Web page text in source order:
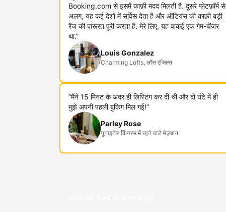
Booking.com से इसमें काफ़ी मदद मिलती है. दूसरे प्लेटफ़ॉर्म से
अलग, यह कई देशों में सर्विस देता है और ऑडियंस की काफ़ी बड़ी
रेंज की ज़रूरत पूरी करता है. मेरे लिए, यह वाकई एक गेम-चेंजर
था.”
Louis Gonzalez
Charming Lofts, लॉस एंजिल्स
“मैंने 15 मिनट के अंदर ही लिस्टिंग कर दी थी और दो घंटे में ही
मुझे अपनी पहली बुकिंग मिल गई!”
Parley Rose
यूनाइटेड किंगडम में रहने वाले मेज़बान
अपने जैसे मेज़बानों के साथ जुड़ें